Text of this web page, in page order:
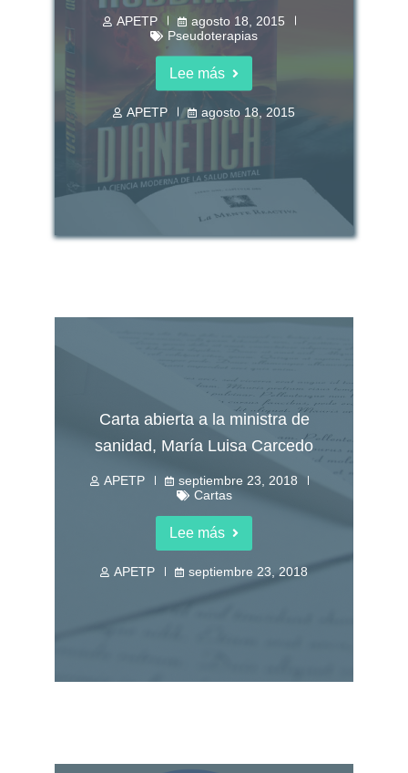
APETP
agosto 18, 2015
Pseudoterapias
Lee más
APETP agosto 18, 2015
Carta abierta a la ministra de
sanidad, María Luisa Carcedo
APETP
septiembre 23, 2018
Cartas
Lee más
APETP septiembre 23, 2018